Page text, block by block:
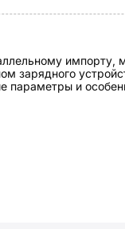
импорту,
зарядного
параметры и